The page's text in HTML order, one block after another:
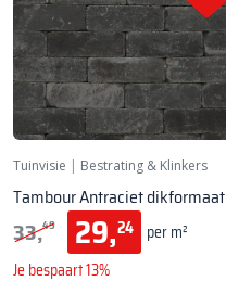
Tuinvisie | Bestrating & Klinkers
Tambour Antraciet dikformaat
33,49 29,24 per m²
Je bespaart 13%